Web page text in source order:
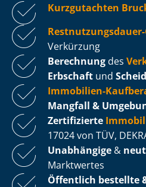
Kurzgutachten
Verkürzung
Berechnung des
Erbschaft und
Immobilien-
Mangfall &
Zertifizierte
17024 von TÜV,
Unabhängige &
Marktwertes
Öffentlich bestellte